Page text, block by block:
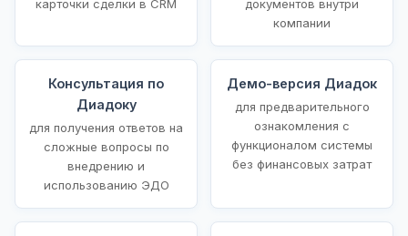
карточки сделки в CRM
документов внутри
компании
Консультация по
Диадоку
для получения ответов на
сложные вопросы по
внедрению и
использованию ЭДО
Демо-версия Диадок
для предварительного
ознакомления с
функционалом системы
без финансовых затрат